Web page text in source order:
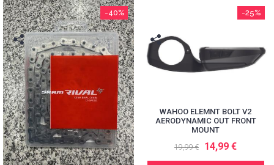
-40% -25%
WAHOO ELEMNT BOLT V2
AERODYNAMIC OUT FRONT
MOUNT
19,99 € 14,99 €